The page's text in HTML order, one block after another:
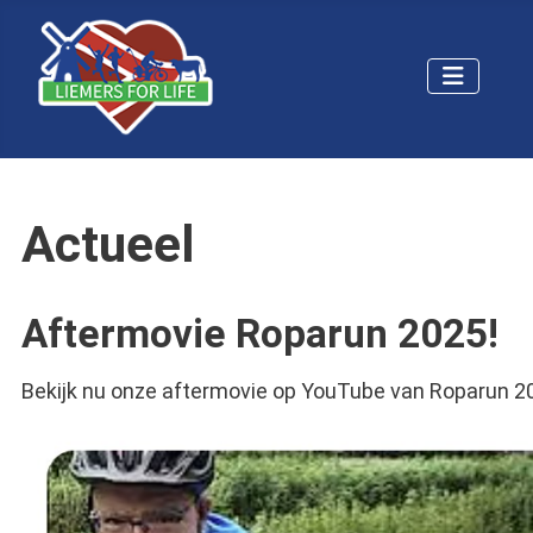
Actueel
Aftermovie Roparun 2025!
Bekijk nu onze aftermovie op YouTube van Roparun